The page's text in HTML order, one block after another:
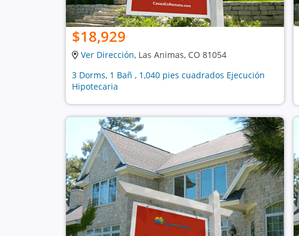
$18,929
Ver Dirección, Las Animas, CO 81054
3 Dorms, 1 Bañ , 1,040 pies cuadrados Ejecución
Hipotecaria